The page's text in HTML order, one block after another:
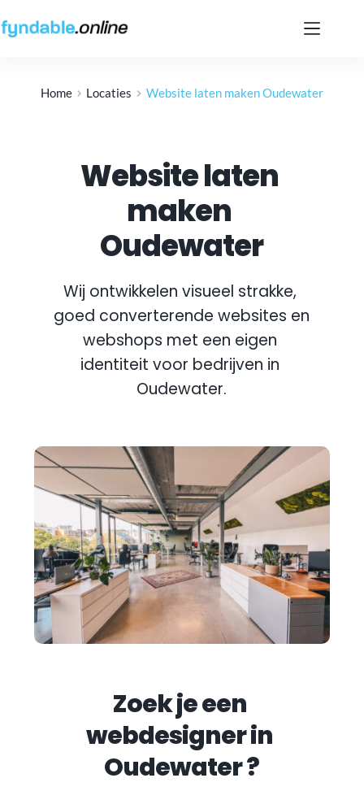
naar
de
Home Locaties Website laten maken Oudewater
Website laten
maken
Oudewater
Wij ontwikkelen visueel strakke,
goed converterende websites en
webshops met een eigen
Oudewater.
Zoek je een
Oudewater ?